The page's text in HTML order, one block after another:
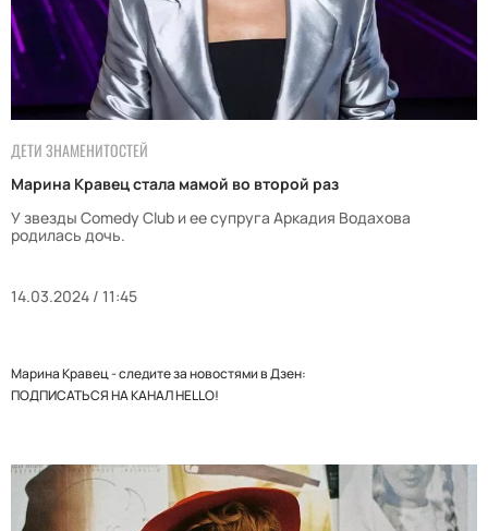
ДЕТИ ЗНАМЕНИТОСТЕЙ
Марина Кравец стала мамой во второй раз
У звезды Comedy Club и ее супруга Аркадия Водахова
родилась дочь.
14.03.2024 / 11:45
Марина Кравец - следите за новостями в Дзен:
ПОДПИСАТЬСЯ НА КАНАЛ HELLO!